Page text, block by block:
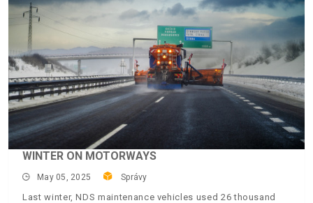
WINTER ON MOTORWAYS
May 05, 2025 Správy
Last winter, NDS maintenance vehicles used 26 thousand